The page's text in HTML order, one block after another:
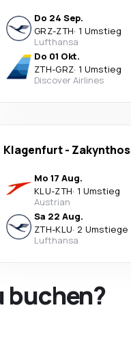
Do 24 Sep.
GRZ-ZTH· 1 Umstieg
Lufthansa
Do 01 Okt.
ZTH-GRZ· 1 Umstieg
Discover Airlines
Klagenfurt- Zakynthos
Mo 17 Aug.
KLU-ZTH· 1 Umstieg
Austrian
Sa 22 Aug.
ZTH-KLU· 2 Umstiege
Lufthansa
buchen?